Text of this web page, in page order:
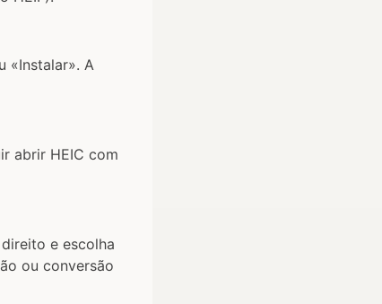
«Instalar». A
abrir HEIC com
e escolha
ou conversão